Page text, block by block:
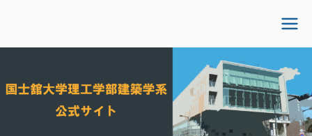
を
キ
国士舘大学理工学部建
築学系公式サイト